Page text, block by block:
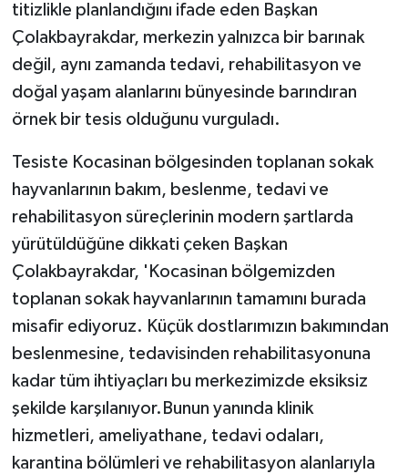
titizlikle planlandığını ifade eden Başkan
Çolakbayrakdar, merkezin yalnızca bir barınak
değil, aynı zamanda tedavi, rehabilitasyon ve
doğal yaşam alanlarını bünyesinde barındıran
örnek bir tesis olduğunu vurguladı.
Tesiste Kocasinan bölgesinden toplanan sokak
hayvanlarının bakım, beslenme, tedavi ve
rehabilitasyon süreçlerinin modern şartlarda
yürütüldüğüne dikkati çeken Başkan
Çolakbayrakdar, 'Kocasinan bölgemizden
toplanan sokak hayvanlarının tamamını burada
misafir ediyoruz. Küçük dostlarımızın bakımından
beslenmesine, tedavisinden rehabilitasyonuna
kadar tüm ihtiyaçları bu merkezimizde eksiksiz
şekilde karşılanıyor.Bunun yanında klinik
hizmetleri, ameliyathane, tedavi odaları,
karantina bölümleri ve rehabilitasyon alanlarıyla